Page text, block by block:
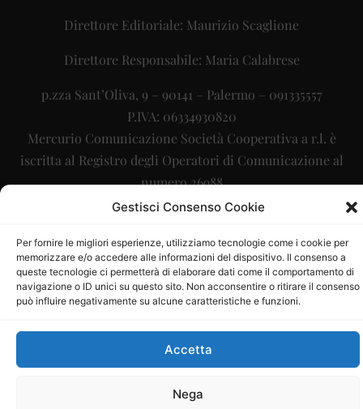
Gestisci Consenso Cookie
Per fornire le migliori esperienze, utilizziamo tecnologie come i cookie per
memorizzare e/o accedere alle informazioni del dispositivo. Il consenso a
queste tecnologie ci permetterà di elaborare dati come il comportamento di
navigazione o ID unici su questo sito. Non acconsentire o ritirare il consenso
può influire negativamente su alcune caratteristiche e funzioni.
Accetta
Nega
Direttore Editoriale: Maurizio Scaglione
Direttore Responsabile: Maria Calabrese
p.zza Sant’Oliva, 9 – 90141 – Palermo – 091335557
P.IVA: 06334930820
Mercurio Comunicazione Società Cooperativa a r.l. è
iscritta al Registro degli Operatori di Comunicazione al
numero 26988
Sito gestito daLa Digitale srl– info@ladigitale.it